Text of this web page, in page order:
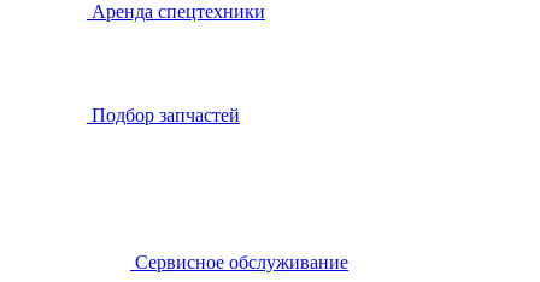
Аренда спецтехники
Подбор запчастей
Сервисное обслуживание